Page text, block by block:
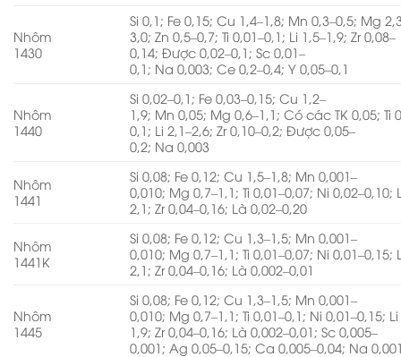
Nhôm
1430
Si 0,1; Fe 0,15; Cu 1,4–1,8; Mn 0,3–0,5; Mg
3,0; Zn 0,5–0,7; Ti 0,01–0,1; Li 1,5–1,9; Zr 0,08–
0,14; Được 0,02–0,1; Sc 0,01–
0,1; Na 0,003; Ce 0,2–0,4; Y 0,05–0,1
Nhôm
1440
Si 0,02–0,1; Fe 0,03–0,15; Cu 1,2–
1,9; Mn 0,05; Mg 0,6–1,1; Có các TK 0,05; Ti
0,1; Li 2,1–2,6; Zr 0,10–0,2; Được 0,05–
0,2; Na 0,003
Nhôm
1441
Si 0,08; Fe 0,12; Cu 1,5–1,8; Mn 0,001–
0,010; Mg 0,7–1,1; Ti 0,01–0,07; Ni 0,02–0,10;
2,1; Zr 0,04–0,16; Là 0,02–0,20
Nhôm
1441K
Si 0,08; Fe 0,12; Cu 1,3–1,5; Mn 0,001–
0,010; Mg 0,7–1,1; Ti 0,01–0,07; Ni 0,01–0,15;
2,1; Zr 0,04–0,16; Là 0,002–0,01
Nhôm
1445
Si 0,08; Fe 0,12; Cu 1,3–1,5; Mn 0,001–
0,010; Mg 0,7–1,1; Ti 0,01–0,1; Ni 0,01–0,15;
1,9; Zr 0,04–0,16; Là 0,002–0,01; Sc 0,005–
0,001; Ag 0,05–0,15; Ca 0,005–0,04; Na